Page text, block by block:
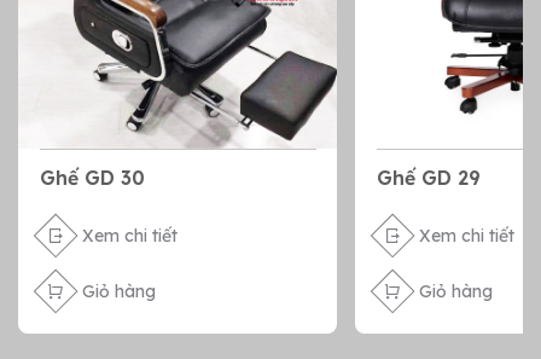
Ghế GD 30
Xem chi tiết
Giỏ hàng
Ghế GD 29
Xem chi tiết
Giỏ hàng